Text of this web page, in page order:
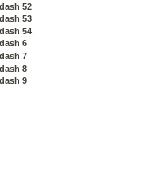
52
53
54
6
7
8
9